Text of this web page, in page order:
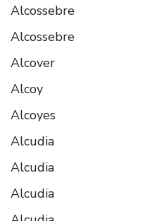
Alcossebre
Alcossebre
Alcover
Alcoy
Alcoyes
Alcudia
Alcudia
Alcudia